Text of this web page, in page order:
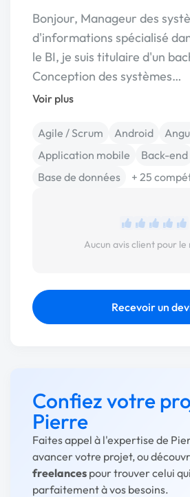
Bonjour, Manageur des
d'informations spécialisé
le BI, je suis titulaire d'un
Conception des systèmes…
Voir plus
Agile / Scrum Android
Application mobile
Back-end
Base de données
+ 25
Aucun avis client pour
Recevoir un
Confiez votre
Pierre
Faites appel à l'expertise de
avancer votre projet, ou
freelances pour trouver celui
parfaitement à vos besoins.